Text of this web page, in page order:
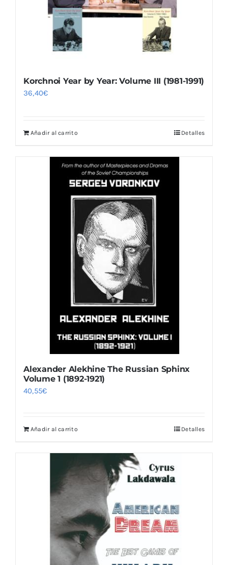
Korchnoi Year by Year: Volume III (1981-1991)
36,40€
Añadir al carrito Detalles
Alexander Alekhine The Russian Sphinx
Volume 1 (1892-1921)
40,55€
Añadir al carrito Detalles